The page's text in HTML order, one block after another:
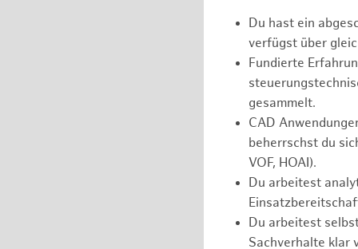
Du hast ein
verfügst über
Fundierte
gesammelt.
CAD
beherrschst du
VOF, HOAI).
Du arbeitest
Du arbeitest
Sachverhalte klar